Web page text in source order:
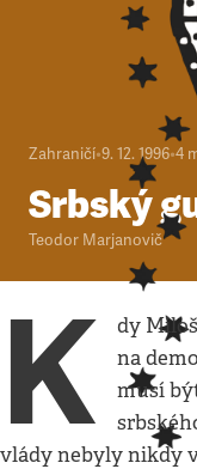
Zahraničí•9. 12. 1996•4
Srbský
Teodor Marjanovič
K
dy
na
musí
vlády nebyly nikdy